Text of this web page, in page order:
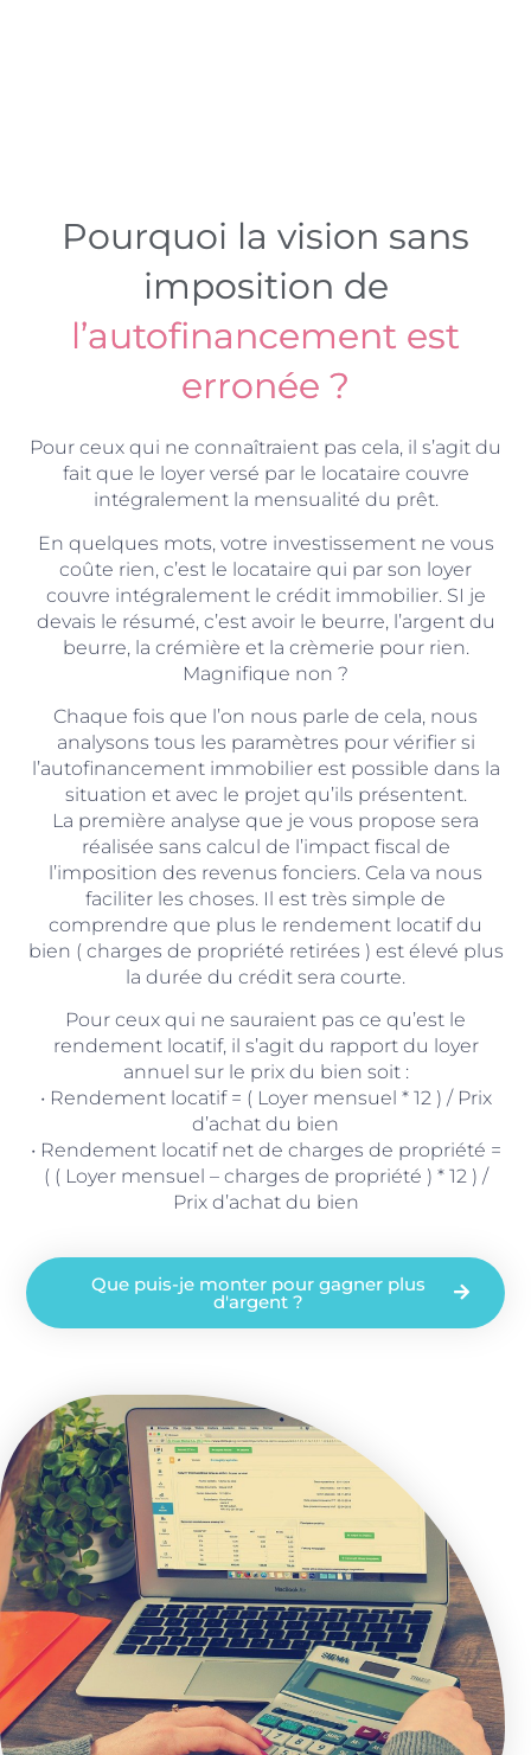
Pourquoi la vision sans
imposition de
l’autofinancement est
erronée ?
Pour ceux qui ne connaîtraient pas cela, il s’agit du
fait que le loyer versé par le locataire couvre
intégralement la mensualité du prêt.
En quelques mots, votre investissement ne vous
coûte rien, c’est le locataire qui par son loyer
couvre intégralement le crédit immobilier. SI je
devais le résumé, c’est avoir le beurre, l’argent du
beurre, la crémière et la crèmerie pour rien.
Magnifique non ?
Chaque fois que l’on nous parle de cela, nous
analysons tous les paramètres pour vérifier si
l’autofinancement immobilier est possible dans la
situation et avec le projet qu’ils présentent.
La première analyse que je vous propose sera
réalisée sans calcul de l’impact fiscal de
l’imposition des revenus fonciers. Cela va nous
faciliter les choses. Il est très simple de
comprendre que plus le rendement locatif du
bien ( charges de propriété retirées ) est élevé plus
la durée du crédit sera courte.
Pour ceux qui ne sauraient pas ce qu’est le
rendement locatif, il s’agit du rapport du loyer
annuel sur le prix du bien soit :
• Rendement locatif = ( Loyer mensuel * 12 ) / Prix
d’achat du bien
• Rendement locatif net de charges de propriété =
( ( Loyer mensuel – charges de propriété ) * 12 ) /
Prix d’achat du bien
Que puis-je monter pour gagner plus
d'argent ?